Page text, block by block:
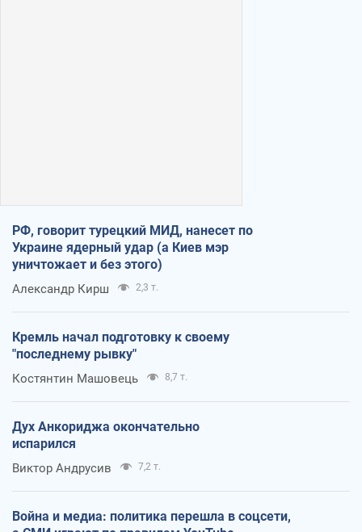
РФ, говорит турецкий МИД, нанесет по
Украине ядерный удар (а Киев мэр
уничтожает и без этого)
Александр Кирш 2,3 т.
Кремль начал подготовку к своему
"последнему рывку"
Костянтин Машовець 8,7 т.
Дух Анкориджа окончательно
испарился
Виктор Андрусив 7,2 т.
Война и медиа: политика перешла в соцсети,